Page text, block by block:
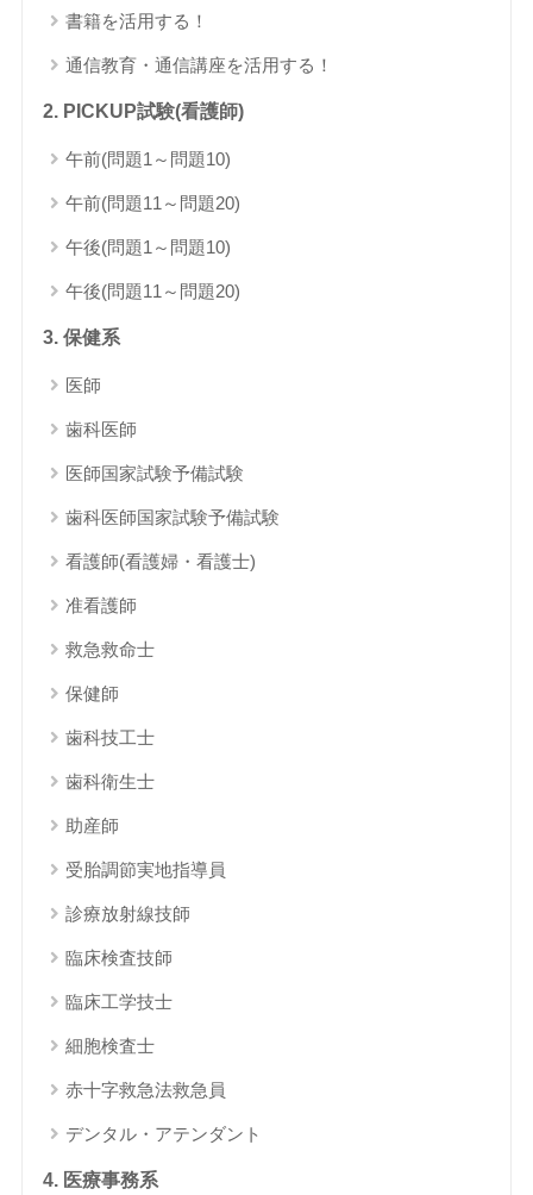
書籍を活用する！
通信教育・通信講座を活用する！
2. PICKUP試験(看護師)
午前(問題1～問題10)
午前(問題11～問題20)
午後(問題1～問題10)
午後(問題11～問題20)
3. 保健系
医師
歯科医師
医師国家試験予備試験
歯科医師国家試験予備試験
看護師(看護婦・看護士)
准看護師
救急救命士
保健師
歯科技工士
歯科衛生士
助産師
受胎調節実地指導員
診療放射線技師
臨床検査技師
臨床工学技士
細胞検査士
赤十字救急法救急員
デンタル・アテンダント
4. 医療事務系